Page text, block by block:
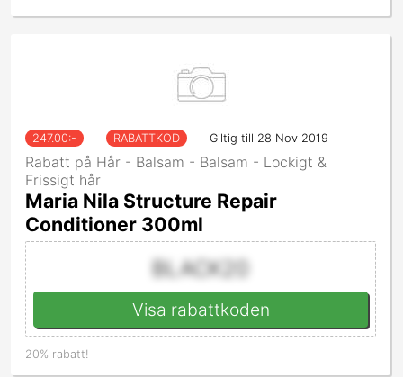
247.00:- RABATTKOD Giltig till 28 Nov 2019
Rabatt på Hår - Balsam - Balsam - Lockigt &
Frissigt hår
Maria Nila Structure Repair
Conditioner 300ml
BLACK20
Visa rabattkoden
20% rabatt!